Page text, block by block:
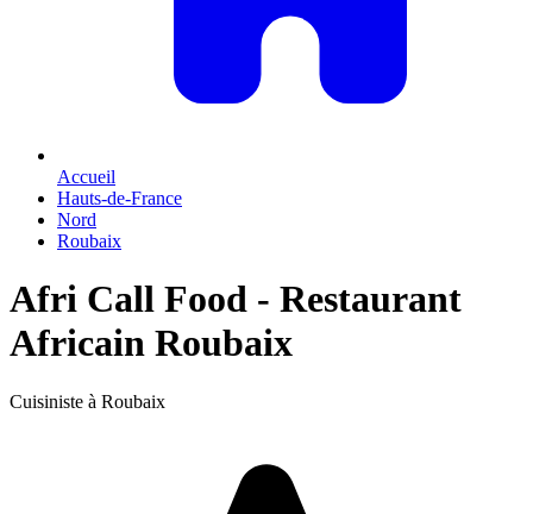
Accueil
Hauts-de-France
Nord
Roubaix
Afri Call Food - Restaurant
Africain Roubaix
Cuisiniste à Roubaix